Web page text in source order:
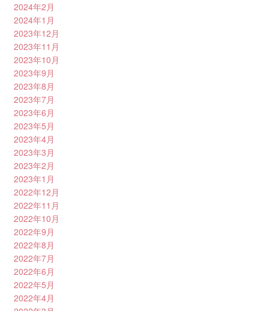
2024年2月
2024年1月
2023年12月
2023年11月
2023年10月
2023年9月
2023年8月
2023年7月
2023年6月
2023年5月
2023年4月
2023年3月
2023年2月
2023年1月
2022年12月
2022年11月
2022年10月
2022年9月
2022年8月
2022年7月
2022年6月
2022年5月
2022年4月